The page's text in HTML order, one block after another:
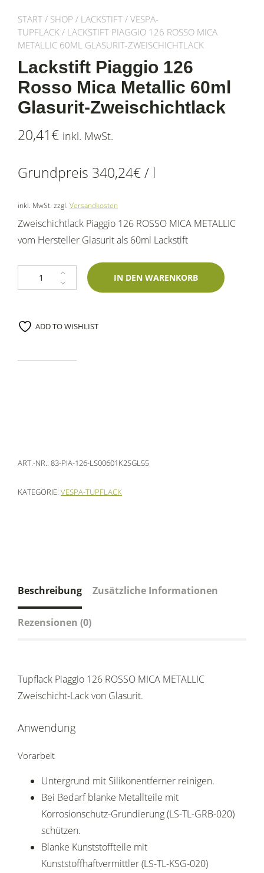
START / SHOP / LACKSTIFT / VESPA-
TUPFLACK / LACKSTIFT PIAGGIO 126 ROSSO MICA
METALLIC 60ML GLASURIT-ZWEISCHICHTLACK
Lackstift Piaggio 126
Rosso Mica Metallic 60ml
Glasurit-Zweischichtlack
20,41€ inkl. MwSt.
Grundpreis 340,24€/ l
inkl. MwSt. zzgl. Versandkosten
Zweischichtlack Piaggio 126 ROSSO MICA METALLIC
vom Hersteller Glasurit als 60ml Lackstift
Lackstift Piaggio 126 Rosso Mica Metallic 60ml Glasurit-Zweischichtlack
IN DEN WARENKORB
ADD TO WISHLIST
ART.-NR.: 83-PIA-126-LS00601K2SGL55
KATEGORIE: VESPA-TUPFLACK
Beschreibung Zusätzliche Informationen
Rezensionen (0)
Tupflack Piaggio 126 ROSSO MICA METALLIC
Zweischicht-Lack von Glasurit.
Anwendung
Vorarbeit
Untergrund mit Silikonentferner reinigen.
Bei Bedarf blanke Metallteile mit
Korrosionschutz-Grundierung (LS-TL-GRB-020)
schützen.
Blanke Kunststoffteile mit
Kunststoffhaftvermittler (LS-TL-KSG-020)